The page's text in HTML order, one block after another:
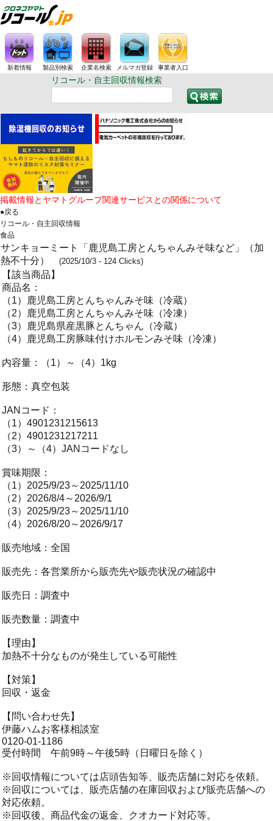
新着情報 製品別検索 企業名検索 メルマガ登録 事業者入口
リコール・自主回収情報検索
掲載情報とヤマトグループ関連サービスとの関係について
●戻る
リコール・自主回収情報
食品
サンキョーミート「鹿児島工房とんちゃんみそ味など」（加
熱不十分）
(2025/10/3 - 124 Clicks)
【該当商品】
商品名：
（1）鹿児島工房とんちゃんみそ味（冷蔵）
（2）鹿児島工房とんちゃんみそ味（冷凍）
（3）鹿児島県産黒豚とんちゃん（冷蔵）
（4）鹿児島工房豚味付けホルモンみそ味（冷凍）
内容量：（1）～（4）1kg
形態：真空包装
JANコード：
（1）4901231215613
（2）4901231217211
（3）～（4）JANコードなし
賞味期限：
（1）2025/9/23～2025/11/10
（2）2026/8/4～2026/9/1
（3）2025/9/23～2025/11/10
（4）2026/8/20～2026/9/17
販売地域：全国
販売先：各営業所から販売先や販売状況の確認中
販売日：調査中
販売数量：調査中
【理由】
加熱不十分なものが発生している可能性
【対策】
回収・返金
【問い合わせ先】
伊藤ハムお客様相談室
0120-01-1186
受付時間 午前9時～午後5時（日曜日を除く）
※回収情報については店頭告知等、販売店舗に対応を依頼。
※回収については、販売店舗の在庫回収および販売店舗への
対応依頼。
※回収後、商品代金の返金、クオカード対応等。